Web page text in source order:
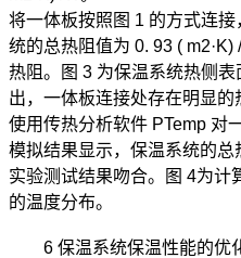
将一体板按照图 1 的方式连
统的总热阻值为 0. 93 (
热阻。图 3 为保温系统热侧
出，一体板连接处存在明显的
使用传热分析软件 PTemp 对
模拟结果显示，保温系统的总
实验测试结果吻合。图 4为计
的温度分布。
6 保温系统保温性能的优